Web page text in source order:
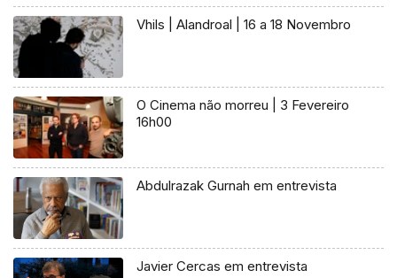
Vhils | Alandroal | 16 a 18 Novembro
O Cinema não morreu | 3 Fevereiro
16h00
Abdulrazak Gurnah em entrevista
Javier Cercas em entrevista